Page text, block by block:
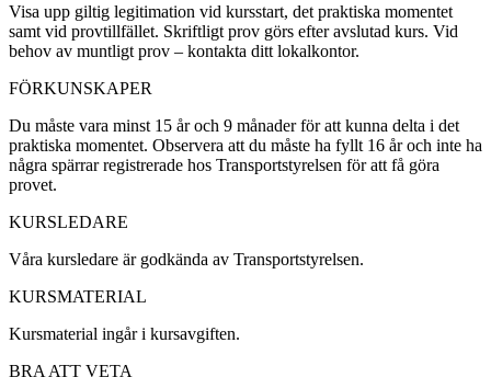
Visa upp giltig legitimation vid kursstart, det praktiska momentet
samt vid provtillfället. Skriftligt prov görs efter avslutad kurs. Vid
behov av muntligt prov – kontakta ditt lokalkontor.
FÖRKUNSKAPER
Du måste vara minst 15 år och 9 månader för att kunna delta i det
praktiska momentet. Observera att du måste ha fyllt 16 år och inte ha
några spärrar registrerade hos Transportstyrelsen för att få göra
provet.
KURSLEDARE
Våra kursledare är godkända av Transportstyrelsen.
KURSMATERIAL
Kursmaterial ingår i kursavgiften.
BRA ATT VETA